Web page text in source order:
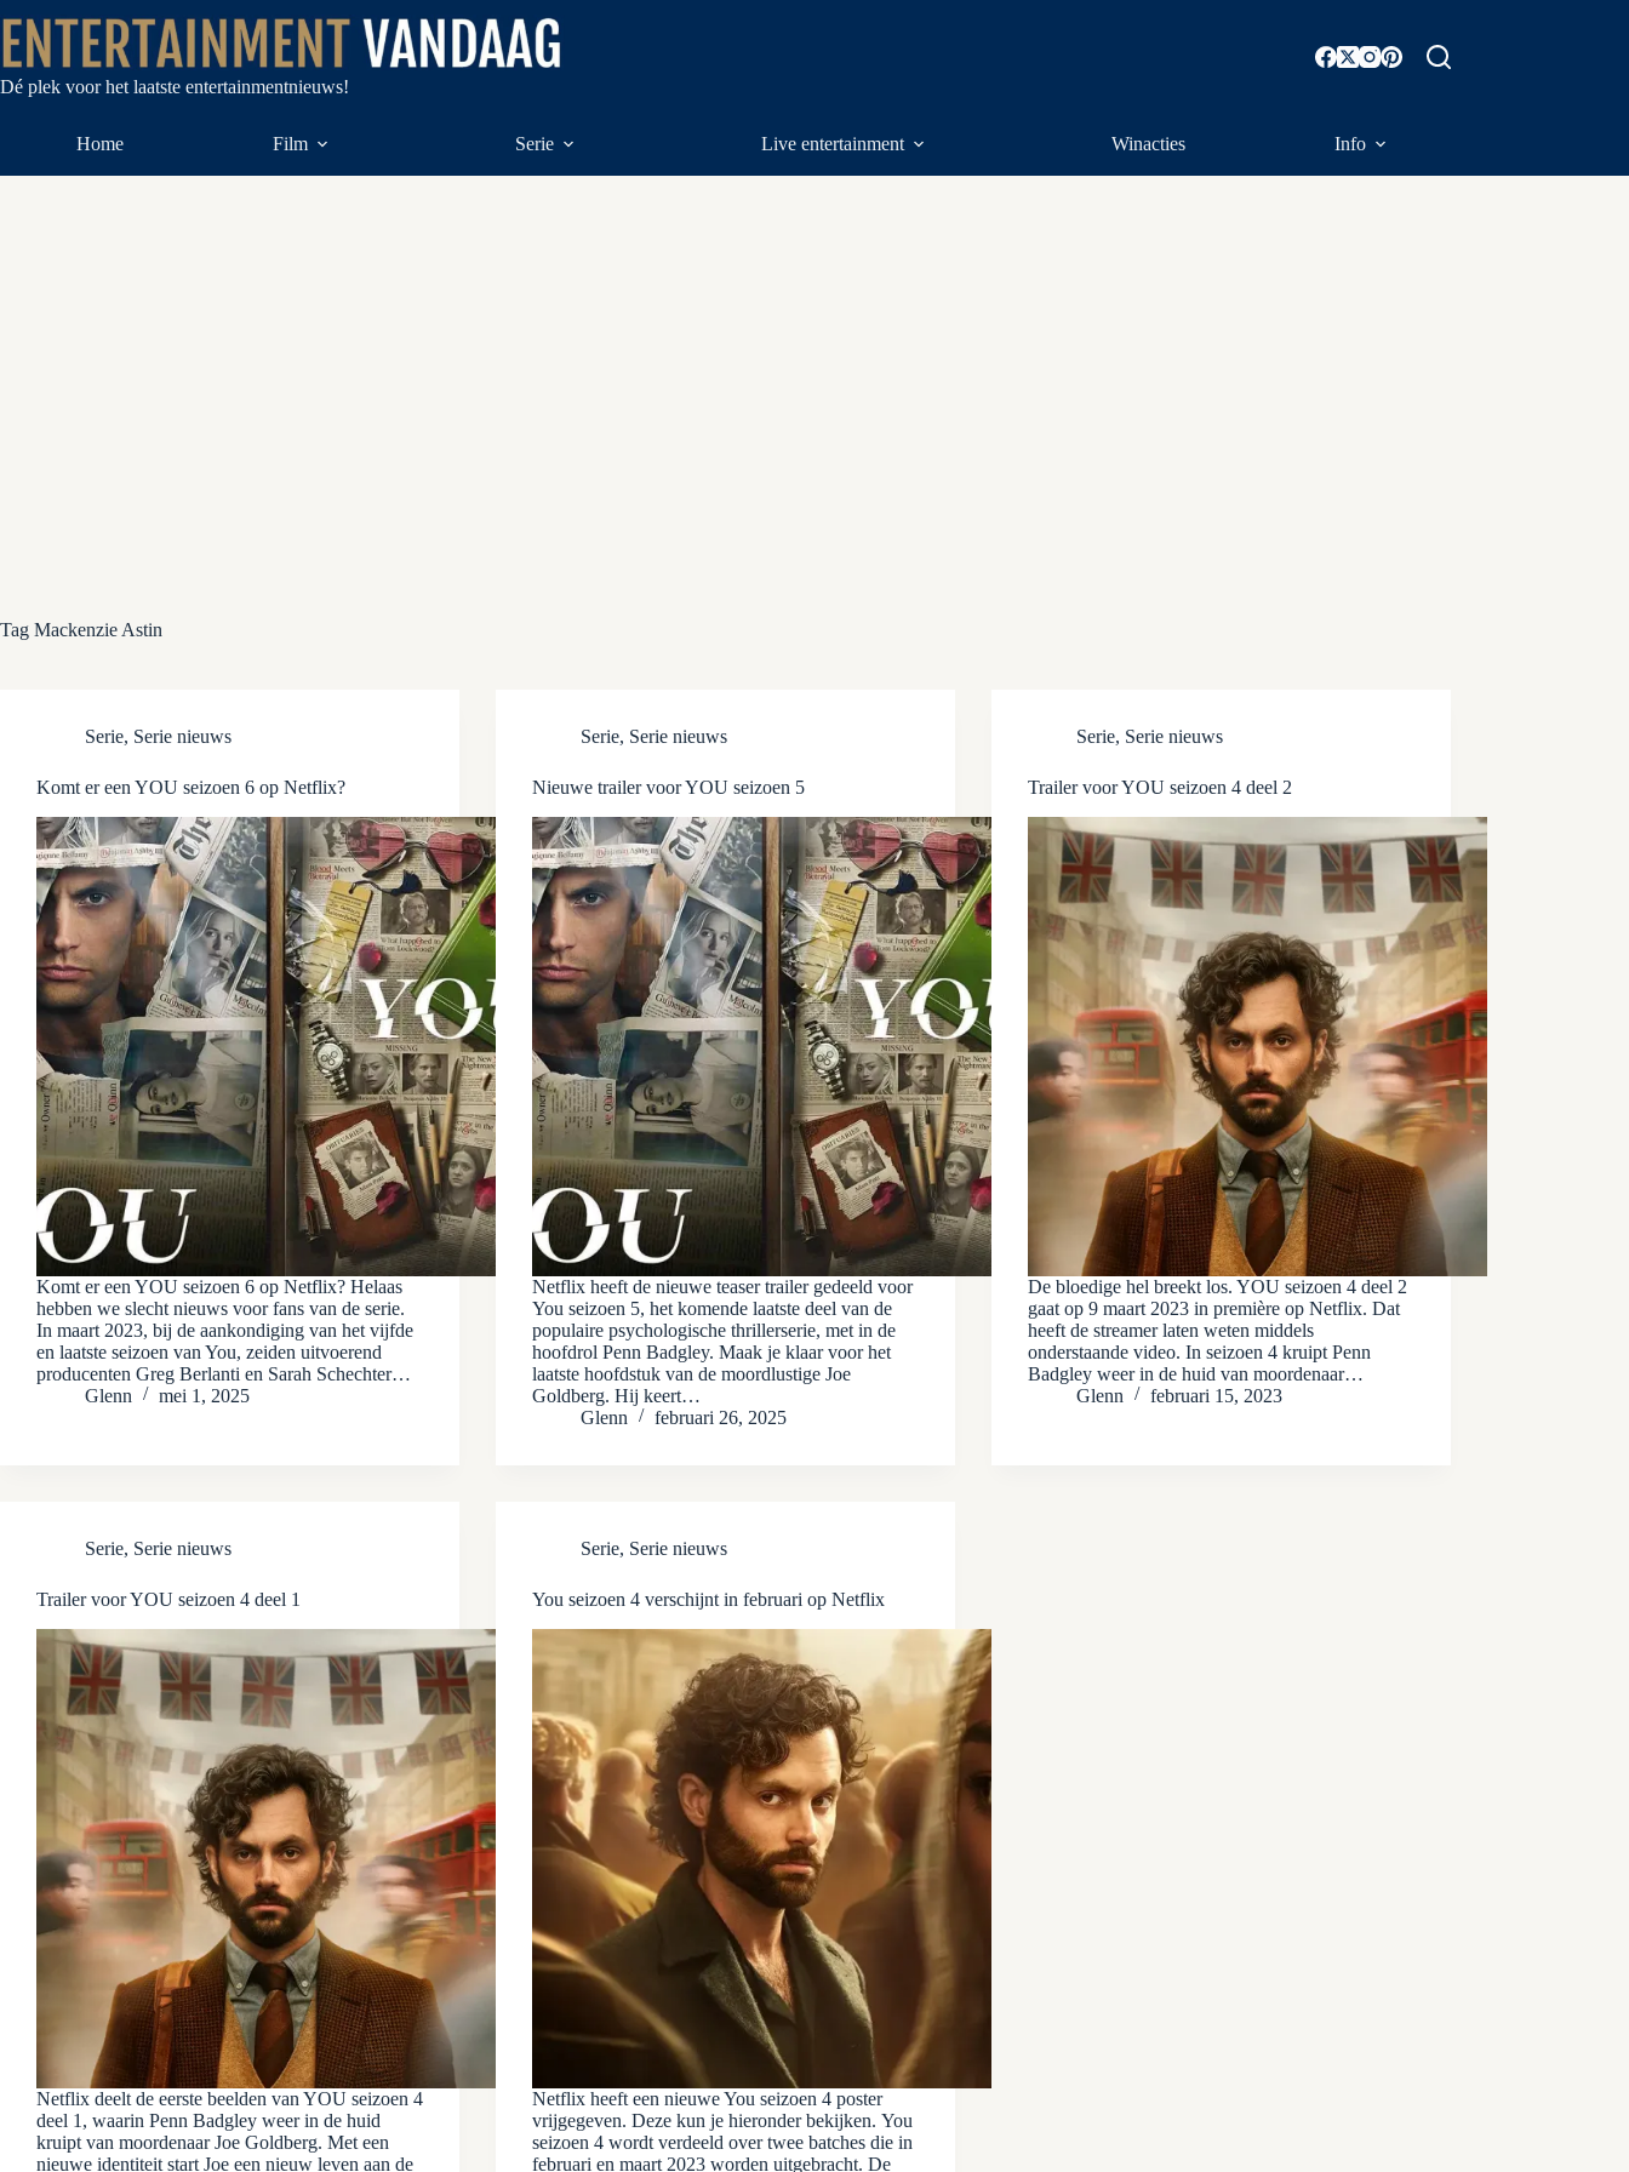
naar
de
inhoud
Dé plek voor het laatste entertainmentnieuws!
Home Film Serie Live entertainment Winacties Info
Tag Mackenzie Astin
Serie, Serie nieuws
Komt er een YOU seizoen 6 op Netflix?
Komt er een YOU seizoen 6 op Netflix? Helaas
hebben we slecht nieuws voor fans van de serie.
In maart 2023, bij de aankondiging van het vijfde
en laatste seizoen van You, zeiden uitvoerend
producenten Greg Berlanti en Sarah Schechter…
Glenn
mei 1, 2025
Serie, Serie nieuws
Nieuwe trailer voor YOU seizoen 5
Netflix heeft de nieuwe teaser trailer gedeeld voor
You seizoen 5, het komende laatste deel van de
populaire psychologische thrillerserie, met in de
hoofdrol Penn Badgley. Maak je klaar voor het
laatste hoofdstuk van de moordlustige Joe
Goldberg. Hij keert…
Glenn
februari 26, 2025
Serie, Serie nieuws
Trailer voor YOU seizoen 4 deel 2
De bloedige hel breekt los. YOU seizoen 4 deel 2
gaat op 9 maart 2023 in première op Netflix. Dat
heeft de streamer laten weten middels
onderstaande video. In seizoen 4 kruipt Penn
Badgley weer in de huid van moordenaar…
Glenn
februari 15, 2023
Serie, Serie nieuws
Trailer voor YOU seizoen 4 deel 1
Netflix deelt de eerste beelden van YOU seizoen 4
deel 1, waarin Penn Badgley weer in de huid
kruipt van moordenaar Joe Goldberg. Met een
nieuwe identiteit start Joe een nieuw leven aan de
Serie, Serie nieuws
You seizoen 4 verschijnt in februari op Netflix
Netflix heeft een nieuwe You seizoen 4 poster
vrijgegeven. Deze kun je hieronder bekijken. You
seizoen 4 wordt verdeeld over twee batches die in
februari en maart 2023 worden uitgebracht. De